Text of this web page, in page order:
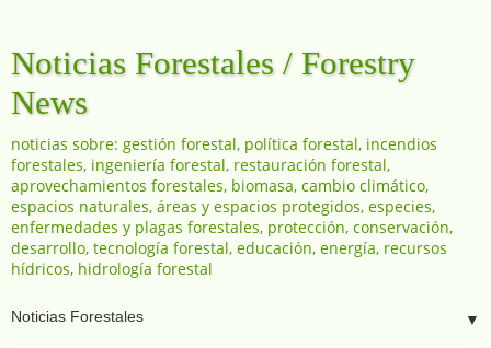
Noticias Forestales / Forestry
News
noticias sobre: gestión forestal, política forestal, incendios
forestales, ingeniería forestal, restauración forestal,
aprovechamientos forestales, biomasa, cambio climático,
espacios naturales, áreas y espacios protegidos, especies,
enfermedades y plagas forestales, protección, conservación,
desarrollo, tecnología forestal, educación, energía, recursos
hídricos, hidrología forestal
▼